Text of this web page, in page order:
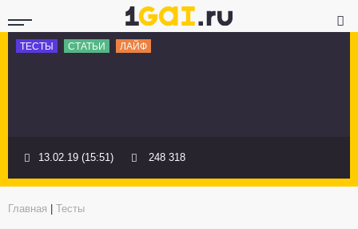
ТЕСТЫ СТАТЬИ ЛАЙФ
13.02.19 (15:51) 248 318
Главная Тесты